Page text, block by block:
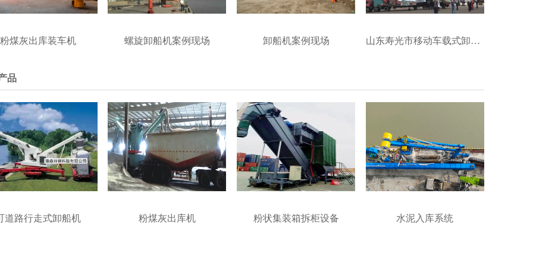
粉煤灰出库装车机 螺旋卸船机案例现场 卸船机案例现场 山东寿光市移动车载式卸船机现场
品
道路行走式卸船机 粉煤灰出库机 粉状集装箱拆柜设备 水泥入库系统